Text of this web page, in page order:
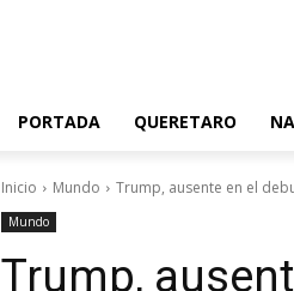
PORTADA QUERETARO
Inicio Mundo Trump, ausente en el
Mundo
Trump,